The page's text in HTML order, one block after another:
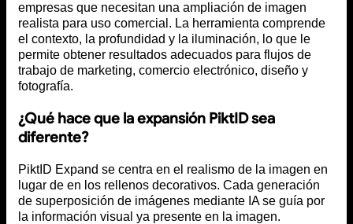
empresas que necesitan una ampliación de imagen
realista para uso comercial. La herramienta comprende
el contexto, la profundidad y la iluminación, lo que le
permite obtener resultados adecuados para flujos de
trabajo de marketing, comercio electrónico, diseño y
fotografía.
¿Qué hace que la expansión PiktID sea
diferente?
PiktID Expand se centra en el realismo de la imagen en
lugar de en los rellenos decorativos. Cada generación
de superposición de imágenes mediante IA se guía por
la información visual ya presente en la imagen.